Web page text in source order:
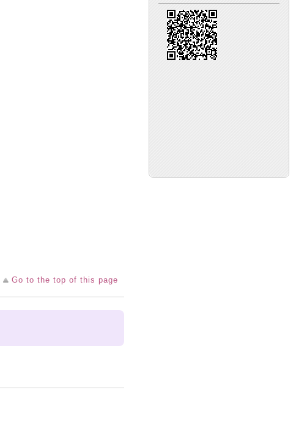
Go to the top of this page